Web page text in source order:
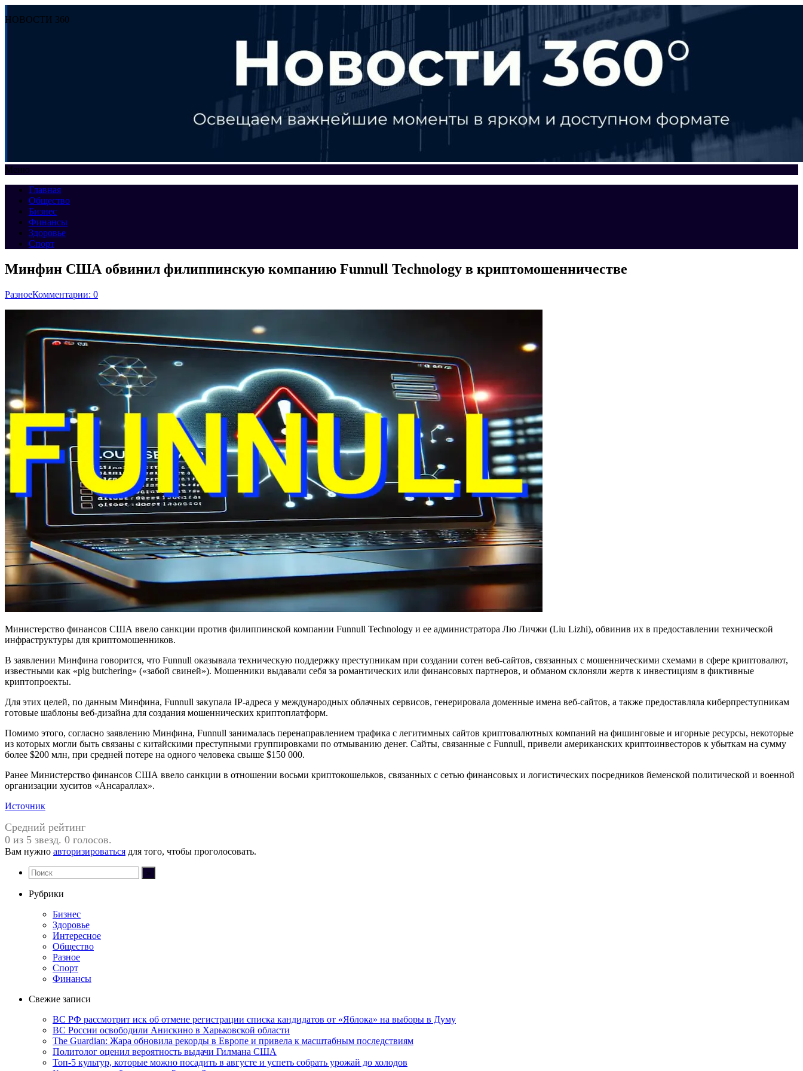
НОВОСТИ 360
Меню
Главная
Общество
Бизнес
Финансы
Здоровье
Спорт
Минфин США обвинил филиппинскую компанию Funnull Technology в криптомошенничестве
РазноеКомментарии: 0
Министерство финансов США ввело санкции против филиппинской компании Funnull Technology и ее администратора Лю Личжи (Liu Lizhi), обвинив их в предоставлении технической
инфраструктуры для криптомошенников.
В заявлении Минфина говорится, что Funnull оказывала техническую поддержку преступникам при создании сотен веб-сайтов, связанных с мошенническими схемами в сфере криптовалют,
известными как «pig butchering» («забой свиней»). Мошенники выдавали себя за романтических или финансовых партнеров, и обманом склоняли жертв к инвестициям в фиктивные
криптопроекты.
Для этих целей, по данным Минфина, Funnull закупала IP-адреса у международных облачных сервисов, генерировала доменные имена веб-сайтов, а также предоставляла киберпреступникам
готовые шаблоны веб-дизайна для создания мошеннических криптоплатформ.
Помимо этого, согласно заявлению Минфина, Funnull занималась перенаправлением трафика с легитимных сайтов криптовалютных компаний на фишинговые и игорные ресурсы, некоторые
из которых могли быть связаны с китайскими преступными группировками по отмыванию денег. Сайты, связанные с Funnull, привели американских криптоинвесторов к убыткам на сумму
более $200 млн, при средней потере на одного человека свыше $150 000.
Ранее Министерство финансов США ввело санкции в отношении восьми криптокошельков, связанных с сетью финансовых и логистических посредников йеменской политической и военной
организации хуситов «Ансараллах».
Источник
Средний рейтинг
0 из 5 звезд. 0 голосов.
Вам нужно авторизироваться для того, чтобы проголосовать.
Рубрики
Бизнес
Здоровье
Интересное
Общество
Разное
Спорт
Финансы
Свежие записи
ВС РФ рассмотрит иск об отмене регистрации списка кандидатов от «Яблока» на выборы в Думу
ВС России освободили Анискино в Харьковской области
The Guardian: Жара обновила рекорды в Европе и привела к масштабным последствиям
Политолог оценил вероятность выдачи Гилмана США
Топ-5 культур, которые можно посадить в августе и успеть собрать урожай до холодов